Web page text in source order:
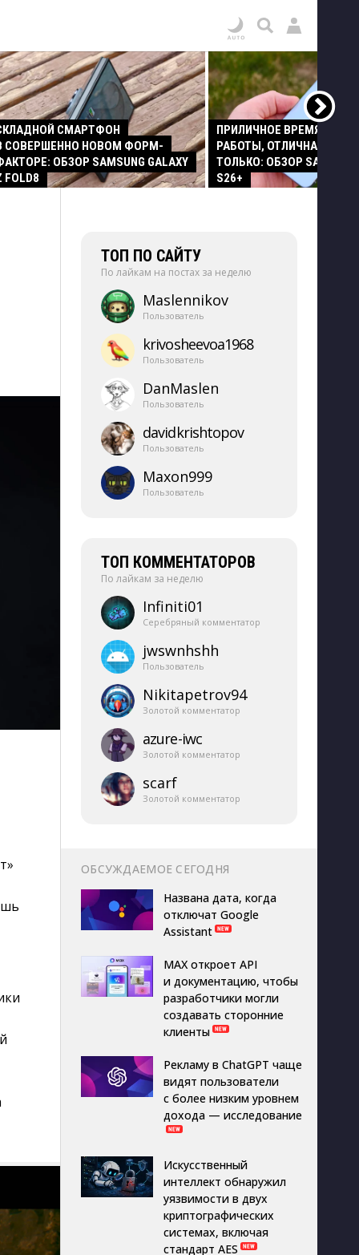
СМАРТФОН
СОВЕРШЕННО НОВОМ ФОРМ-
ОБЗОР SAMSUNG GALAXY
FOLD8
ПРИЛИЧНОЕ ВРЕМЯ
РАБОТЫ, ОТЛИЧНАЯ
ТОЛЬКО: ОБЗОР SAMSUNG
S26+
ТОП ПО САЙТУ
По лайкам на постах за неделю
Maslennikov
Пользователь
krivosheevoa1968
Пользователь
DanMaslen
Пользователь
davidkrishtopov
Пользователь
Maxon999
Пользователь
ТОП КОММЕНТАТОРОВ
По лайкам за неделю
Infiniti01
Серебряный комментатор
jwswnhshh
Пользователь
Nikitapetrov94
Золотой комментатор
azure-​iwc
Золотой комментатор
scarf
Золотой комментатор
ОБСУЖДАЕМОЕ СЕГОДНЯ
Названа дата, когда
отключат Google
Assistant
MAX откроет API
и документацию, чтобы
разработчики могли
создавать сторонние
клиенты
Рекламу в ChatGPT чаще
видят пользователи
с более низким уровнем
дохода — исследование
Искусственный
интеллект обнаружил
уязвимости в двух
криптографических
системах, включая
стандарт AES